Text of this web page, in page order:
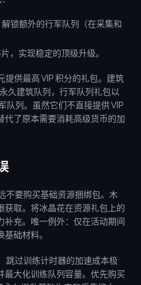
锁额外的行军队列（在采集和
，实现稳定的顶级升级。
提供最高 VIP 积分的礼包。建筑
久建筑队列，行军队列礼包以
列。虽然它们不直接提供 VIP
了原本需要消耗高级货币的加
不要购买基础资源捆绑包。木
取。将冰晶花在资源礼包上的
充。唯一例外：仅在活动期间
础材料。
跳过训练计时器的加速成本极
大化训练队列容量。优先购买